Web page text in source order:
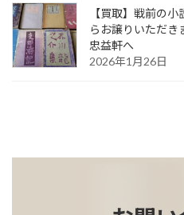
【買取】戦前の
らお譲りいただき
忠益軒へ
2026年1月26日